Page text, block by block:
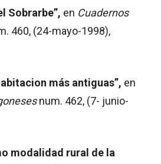
Sobrarbe”, en Cuadernos
460, (24-mayo-1998),
más antiguas”, en
num. 462, (7- junio-
modalidad rural de la